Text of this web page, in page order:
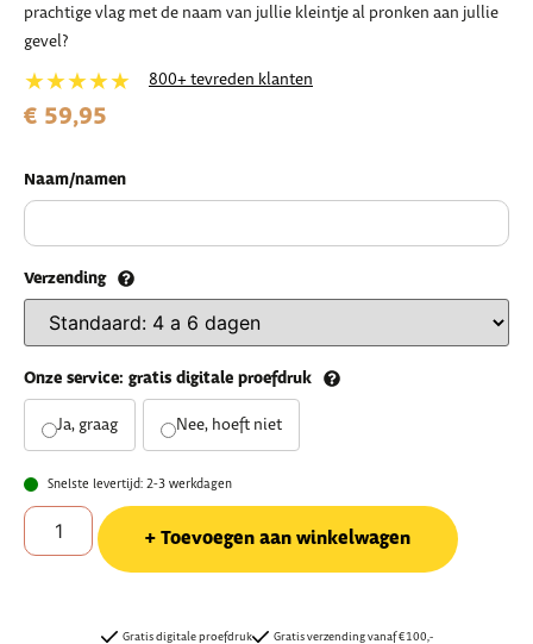
prachtige vlag met de naam van jullie kleintje al pronken aan jullie
gevel?
★★★★★ 800+ tevreden klanten
€ 59,95
Naam/namen
Verzending
Onze service: gratis digitale proefdruk
Ja, graag Nee, hoeft niet
Snelste levertijd: 2-3 werkdagen
Toevoegen aan winkelwagen
Gratis digitale proefdruk
Gratis verzending vanaf €100,-